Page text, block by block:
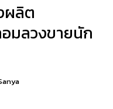
ผลิต
มลวงขายนัก